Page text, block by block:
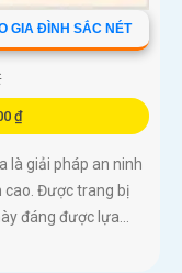
GIA ĐÌNH SẮC NÉT
₫
là giải pháp an ninh
cao. Được trang bị
đáng được lựa...